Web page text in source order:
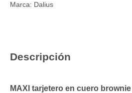
Marca: Dalius
Descripción
MAXI tarjetero en cuero brownie